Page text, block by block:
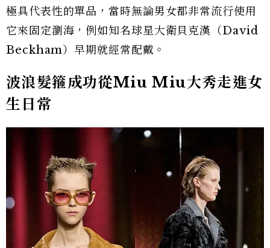
極具代表性的單品，當時無論男女都非常流行使用
它來固定瀏海，例如知名球星大衛貝克漢（David
Beckham）早期就經常配戴。
波浪髮箍成功從Miu Miu大秀走進女
生日常